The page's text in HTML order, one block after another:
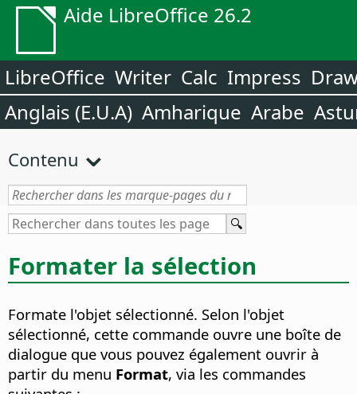
Aide LibreOffice 26.2
LibreOffice Writer Calc Impress
Anglais (E.U.A) Amharique Arabe
Contenu
Formater la sélection
Formate l'objet sélectionné. Selon l'objet
sélectionné, cette commande ouvre une boîte de
dialogue que vous pouvez également ouvrir à
partir du menu Format, via les commandes